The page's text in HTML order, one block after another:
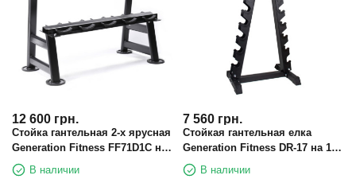
12 600 грн.
Стойка гантельная 2-х ярусная
Generation Fitness FF71D1C на
5 пар
В наличии
7 560 грн.
Стойкая гантельная елка
Generation Fitness DR-17 на 10
пар
В наличии